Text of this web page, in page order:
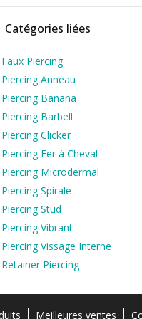
Catégories liées
Faux Piercing
Piercing Anneau
Piercing Banana
Piercing Barbell
Piercing Clicker
Piercing Fer à Cheval
Piercing Microdermal
Piercing Spirale
Piercing Stud
Piercing Vibrant
Piercing Vissage Interne
Retainer Piercing
Meilleures ventes